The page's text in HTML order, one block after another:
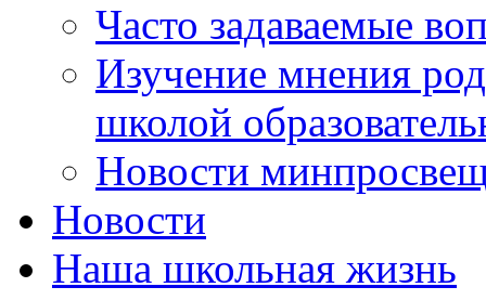
Часто задаваемые
Изучение мнения
школой
Новости
Новости
Наша школьная жизнь